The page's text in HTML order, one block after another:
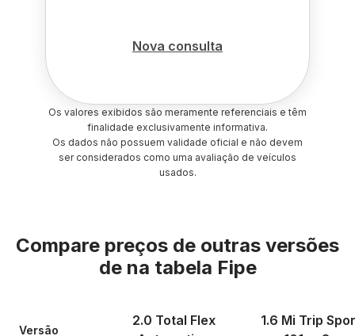
Nova consulta
Os valores exibidos são meramente referenciais e têm
finalidade exclusivamente informativa.
Os dados não possuem validade oficial e não devem
ser considerados como uma avaliação de veículos
usados.
Compare preços de outras versões
de na tabela Fipe
Versão
2.0 Total Flex
1.6 Mi Trip